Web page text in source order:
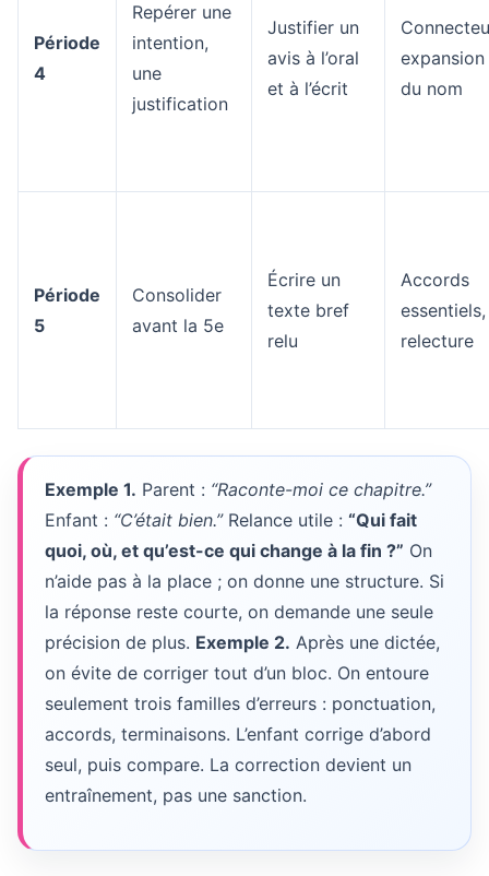
Période
4
Repérer une
intention,
une
justification
Justifier un
avis à l’oral
et à l’écrit
expansion
du nom
Période
5
Consolider
avant la 5e
Écrire un
texte bref
relu
Accords
essentiels,
relecture
Exemple 1. Parent : “Raconte-moi ce chapitre.”
Enfant : “C’était bien.”Relance utile : “Qui fait
quoi, où, et qu’est-ce qui change à la fin ?” On
n’aide pas à la place ; on donne une structure. Si
la réponse reste courte, on demande une seule
précision de plus. Exemple 2. Après une dictée,
on évite de corriger tout d’un bloc. On entoure
seulement trois familles d’erreurs : ponctuation,
accords, terminaisons. L’enfant corrige d’abord
seul, puis compare. La correction devient un
entraînement, pas une sanction.